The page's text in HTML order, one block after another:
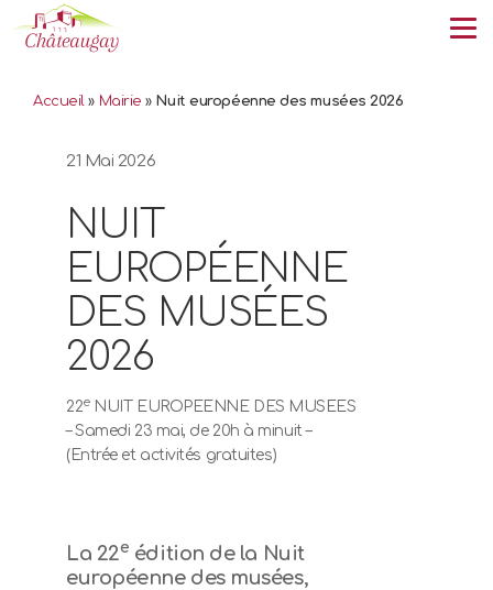
Accueil» Mairie » Nuit européenne des musées 2026
21 Mai 2026
NUIT
EUROPÉENNE
DES MUSÉES
2026
22eNUIT EUROPEENNE DES MUSEES
– Samedi 23 mai, de 20h à minuit –
(Entrée et activités gratuites)
La 22e édition de la Nuit
européenne des musées,